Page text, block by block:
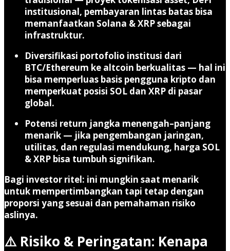
institusional, pembayaran lintas batas bisa
memanfaatkan Solana & XRP sebagai
infrastruktur.
Diversifikasi portofolio institusi dari
BTC/Ethereum ke altcoin berkualitas — hal ini
bisa memperluas basis pengguna kripto dan
memperkuat posisi SOL dan XRP di pasar
global.
Potensi return jangka menengah–panjang
menarik — jika pengembangan jaringan,
utilitas, dan regulasi mendukung, harga SOL
& XRP bisa tumbuh signifikan.
Bagi investor ritel: ini mungkin saat menarik
untuk mempertimbangkan tapi tetap dengan
proporsi yang sesuai dan pemahaman risiko
aslinya.
⚠️ Risiko & Peringatan: Kenapa